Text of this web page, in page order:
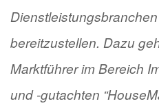
bereitzustellen. Dazu
Marktführer im Bereich
und -gutachten